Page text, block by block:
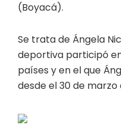
(Boyacá).
Se trata de Ángela
deportiva participó
países y en el que
desde el 30 de marzo